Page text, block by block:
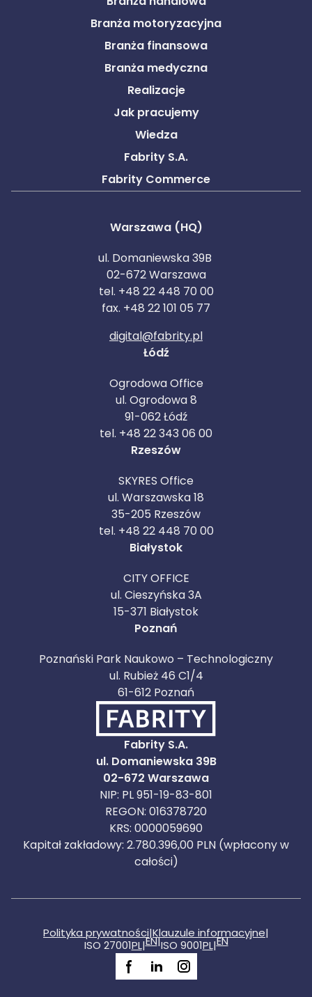
Branża motoryzacyjna
Branża finansowa
Branża medyczna
Realizacje
Jak pracujemy
Wiedza
Fabrity S.A.
Fabrity Commerce
Warszawa (HQ)
ul. Domaniewska 39B
02-672 Warszawa
tel. +48 22 448 70 00
fax. +48 22 101 05 77
digital@fabrity.pl
Łódź
Ogrodowa Office
ul. Ogrodowa 8
91-062 Łódź
tel. +48 22 343 06 00
Rzeszów
SKYRES Office
ul. Warszawska 18
35-205 Rzeszów
tel. +48 22 448 70 00
Białystok
CITY OFFICE
ul. Cieszyńska 3A
15-371 Białystok
Poznań
Poznański Park Naukowo – Technologiczny
ul. Rubież 46 C1/4
61-612 Poznań
Fabrity S.A.
ul. Domaniewska 39B
02-672 Warszawa
NIP: PL 951-19-83-801
REGON: 016378720
KRS: 0000059690
Kapitał zakładowy: 2.780.396,00 PLN (wpłacony w
całości)
Polityka prywatności|Klauzule informacyjne|
ISO 27001PL|EN|ISO 9001PL|EN